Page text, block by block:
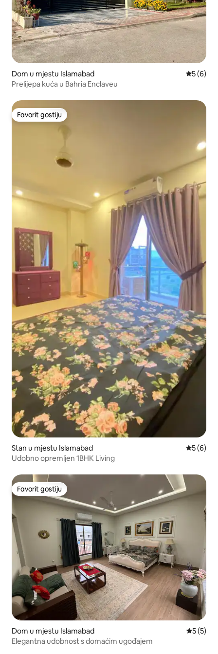
Dom u mjestu Islamabad
5 (6)
Prelijepa kuća u Bahria Enclaveu
Favorit gostiju
Favorit gostiju
Stan u mjestu Islamabad
5 (6)
Udobno opremljen 1BHK Living
Favorit gostiju
Favorit gostiju
Dom u mjestu Islamabad
5 (5)
Elegantna udobnost s domaćim ugođajem